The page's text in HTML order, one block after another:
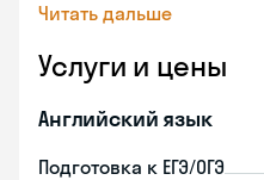
Читать дальше
Услуги и цены
Английский язык
Подготовка к ЕГЭ/ОГЭ